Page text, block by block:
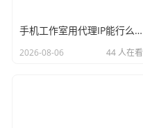
手机工作室用代理IP能行么？过来人的经验告诉你答案
2026-08-06 44 人在看